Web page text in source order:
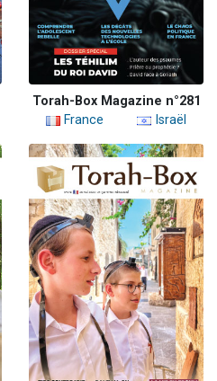
Torah-Box Magazine n°281
France
Israël